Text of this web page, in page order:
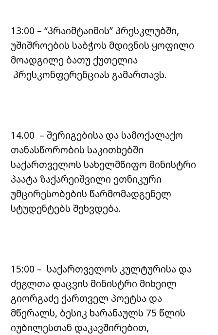
13:00 – “პრაიმტაიმის” პრესკლუბში,
უშიშროების საბჭოს მდივნის ყოფილი
მოადგილე ბათუ ქუთელია
პრესკონფერენციას გამართავს.
14.00 – შერიგებისა და სამოქალაქო
თანასწორობის საკითხებში
საქართველოს სახელმწიფო მინისტრი
პაატა ზაქარეიშვილი ეთნიკური
უმცირესობების წარმომადგენელ
სტუდენტებს შეხვდება.
15:00 – საქართველოს კულტურისა და
ძეგლთა დაცვის მინისტრი მიხეილ
გიორგაძე ქართველ პოეტსა და
მწერალს, ბესიკ ხარანაულს 75 წლის
იუბილესთან დაკავშირებით,